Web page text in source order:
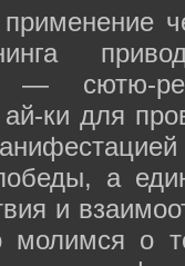
— сютю-
ки для
а
и
молимся о